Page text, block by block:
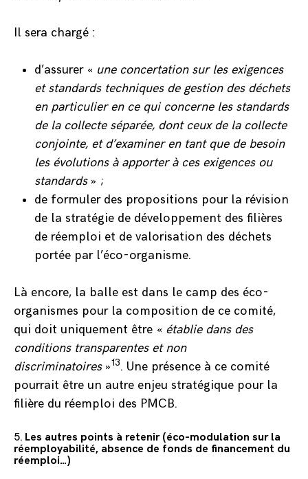
Il sera chargé :
d’assurer « une concertation sur les exigences
et standards techniques de gestion des déchets
en particulier en ce qui concerne les standards
de la collecte séparée, dont ceux de la collecte
conjointe, et d’examiner en tant que de besoin
les évolutions à apporter à ces exigences ou
standards» ;
de formuler des propositions pour la révision
de la stratégie de développement des filières
de réemploi et de valorisation des déchets
portée par l’éco-organisme.
Là encore, la balle est dans le camp des éco-
organismes pour la composition de ce comité,
qui doit uniquement être « établie dans des
conditions transparentes et non
discriminatoires»13. Une présence à ce comité
pourrait être un autre enjeu stratégique pour la
filière du réemploi des PMCB.
5. Les autres points à retenir (éco-modulation sur la
réemployabilité, absence de fonds de financement du
réemploi…)